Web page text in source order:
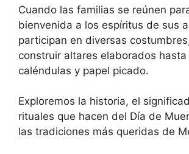
Cuando las familias se reúnen
bienvenida a los espíritus de sus
participan en diversas
construir altares elaborados
caléndulas y papel picado.
Exploremos la historia, el
rituales que hacen del Día de
las tradiciones más queridas de